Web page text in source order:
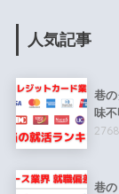
人気記事
巷
味不
巷